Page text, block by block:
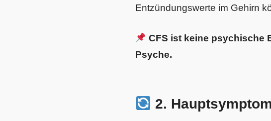
Entzündungswerte im Gehirn
CFS ist keine psychische
Psyche.
2.